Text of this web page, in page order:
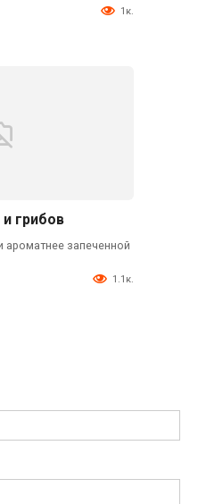
1к.
грибов
ароматнее запеченной
1.1к.